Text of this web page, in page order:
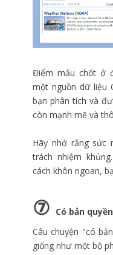
Điểm mấu chốt ở
một nguồn dữ liệu
bạn phân tích và
còn mạnh mẽ và
Hãy nhớ rằng sức
trách nhiệm
cách khôn ngoan,
⑦ Có bản
Câu chuyện "có
giống như một bộ